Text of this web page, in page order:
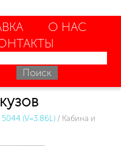
О НАС
5044 (V=3.86L) / Кабина и